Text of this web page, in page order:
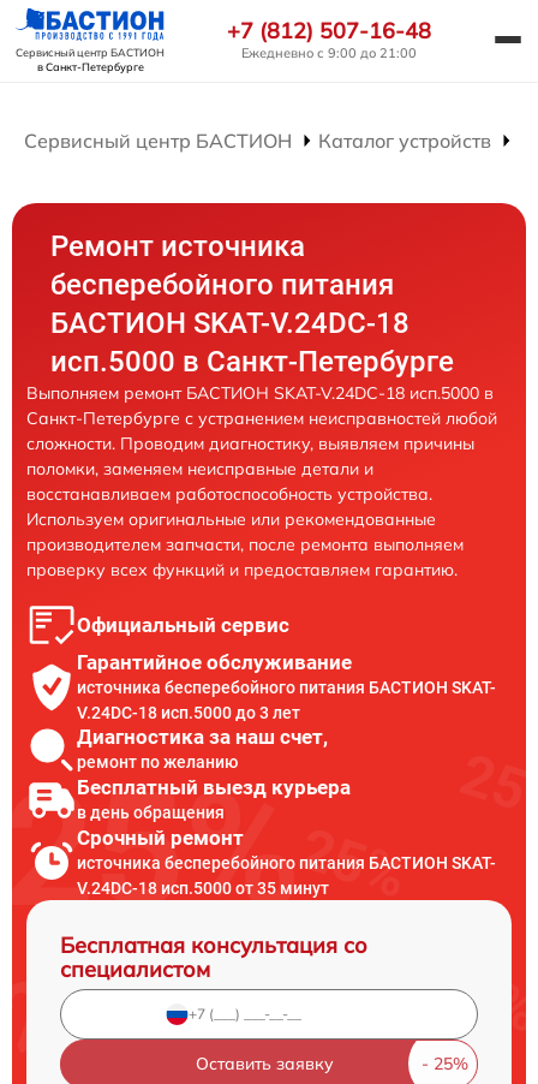
Сервисный центр БАСТИОН
в Санкт-Петербурге
+7 (812) 507-16-48
Ежедневно с 9:00 до 21:00
Сервисный центр БАСТИОН Каталог устройств
Ремонт источника
бесперебойного питания
БАСТИОН SKAT-V.24DC-18
исп.5000 в Санкт-Петербурге
Выполняем ремонт БАСТИОН SKAT-V.24DC-18 исп.5000 в
Санкт-Петербурге с устранением неисправностей любой
сложности. Проводим диагностику, выявляем причины
поломки, заменяем неисправные детали и
восстанавливаем работоспособность устройства.
Используем оригинальные или рекомендованные
производителем запчасти, после ремонта выполняем
проверку всех функций и предоставляем гарантию.
Официальный сервис
Гарантийное обслуживание
источника бесперебойного питания БАСТИОН SKAT-
V.24DC-18 исп.5000 до 3 лет
Диагностика за наш счет,
ремонт по желанию
Бесплатный выезд курьера
в день обращения
Срочный ремонт
источника бесперебойного питания БАСТИОН SKAT-
V.24DC-18 исп.5000 от 35 минут
Бесплатная консультация со
специалистом
Оставить заявку